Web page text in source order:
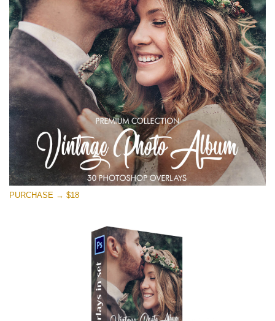
Entire Collection
(1783 Overlays)
Large 6000*4000px
Ingyenes letöltés
PURCHASE → $18